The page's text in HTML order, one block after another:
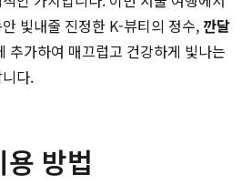
빛내줄 진정한 K-뷰티의 정수, 깐달
추가하여 매끄럽고 건강하게 빛나는
다.
방법